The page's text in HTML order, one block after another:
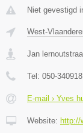
Niet gevestigd
West-
Jan
Tel: 050-340918
E-mail › Yves
Website: http://